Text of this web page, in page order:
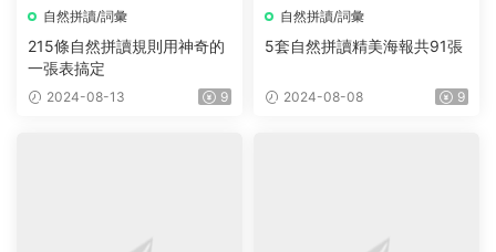
自然拼讀/詞彙
215條自然拼讀規則用神奇的
一張表搞定
2024-08-13 9
自然拼讀/詞彙
5套自然拼讀精美海報共91張
2024-08-08 9